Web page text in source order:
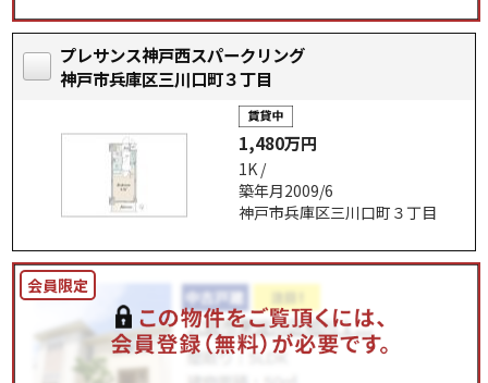
プレサンス神戸西スパークリング
神戸市兵庫区三川口町３丁目
1,480万円
1K /
築年月2009/6
神戸市兵庫区三川口町３丁目